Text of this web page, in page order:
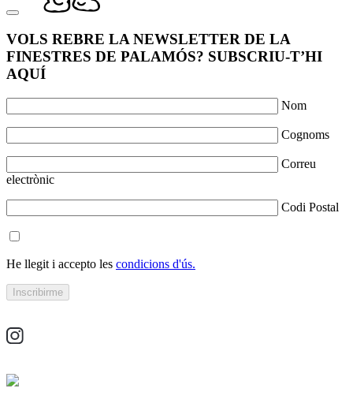
VOLS REBRE LA NEWSLETTER DE LA
FINESTRES DE PALAMÓS? SUBSCRIU-T’HI
AQUÍ
Nom
Cognoms
Correu
electrònic
Codi Postal
He llegit i accepto les condicions d'ús.